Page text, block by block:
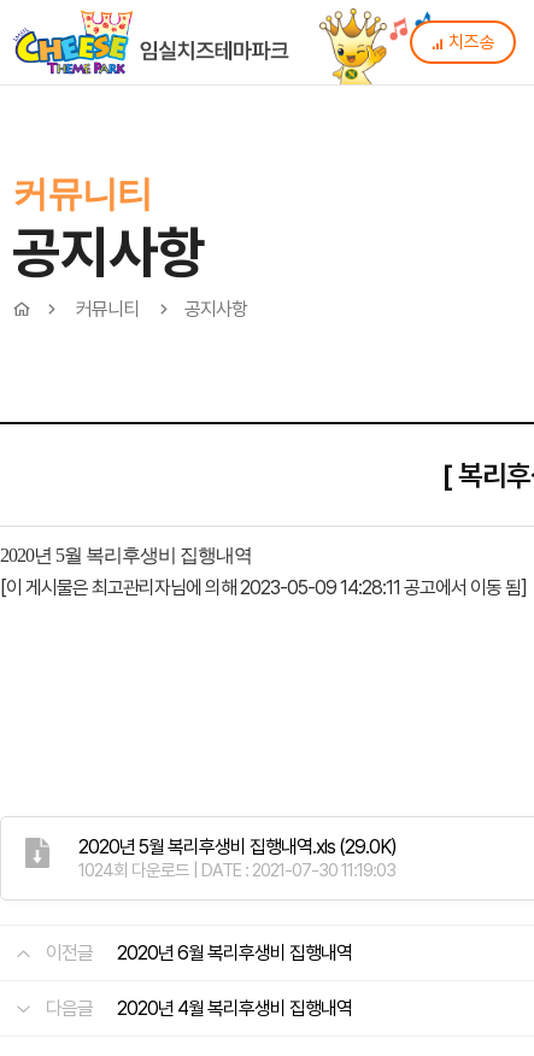
치즈송
커뮤니티
공지사항
커뮤니티 공지사항
[ 복리
2020년 5월 복리후생비 집행내역
[이 게시물은 최고관리자님에 의해 2023-05-09 14:28:11 공고에서 이동 됨]
2020년 5월 복리후생비 집행내역.xls (29.0K)
1024회 다운로드 | DATE : 2021-07-30 11:19:03
이전글 2020년 6월 복리후생비 집행내역
다음글 2020년 4월 복리후생비 집행내역